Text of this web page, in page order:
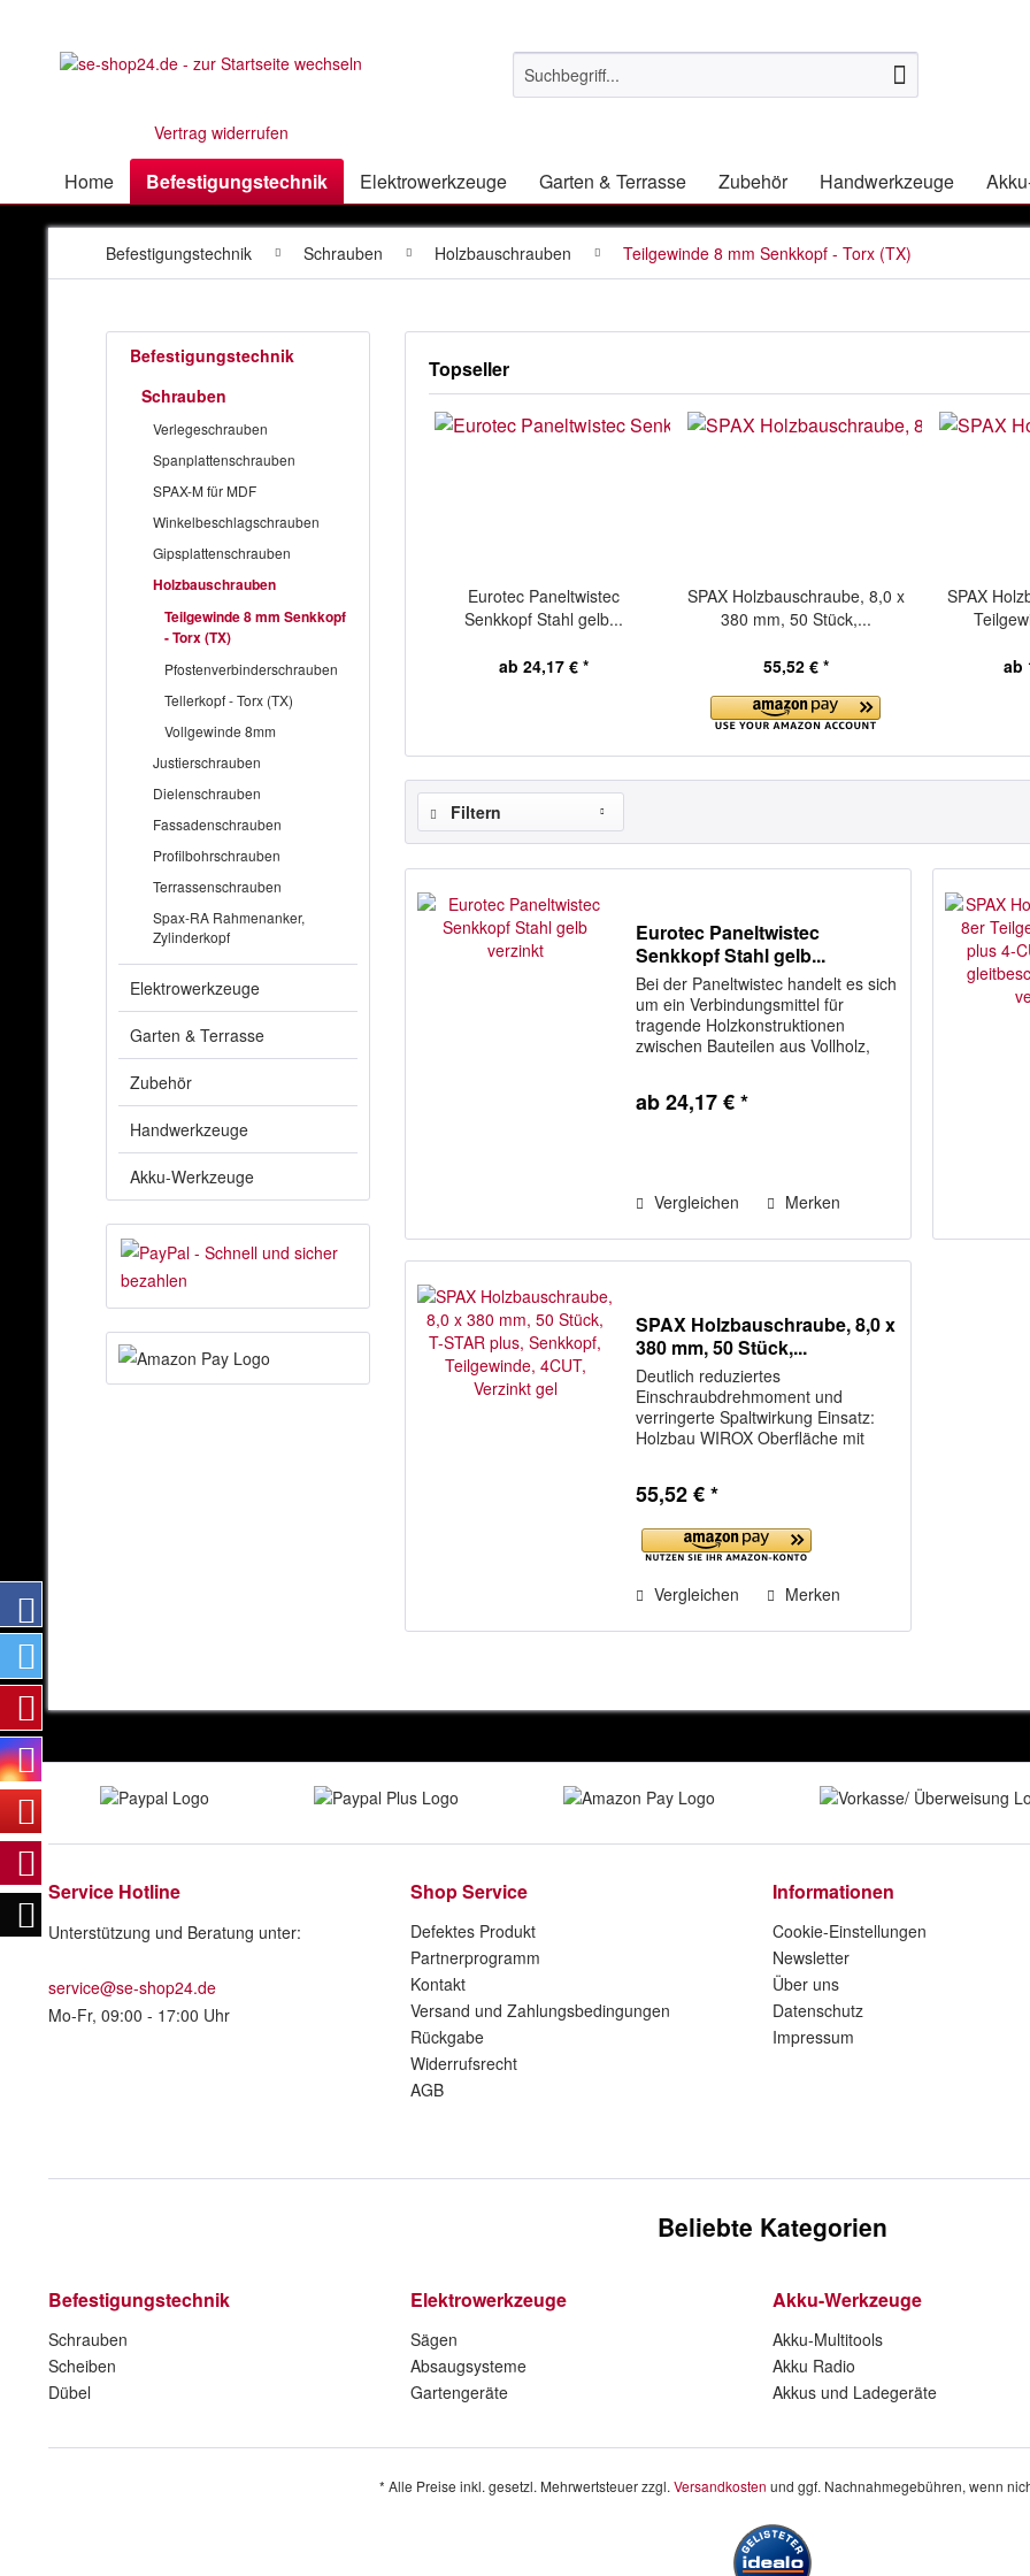
Vertrag widerrufen
Home Befestigungstechnik Elektrowerkzeuge Garten & Terrasse Zubehör Handwerkzeuge
Befestigungstechnik Schrauben Holzbauschrauben Teilgewinde 8 mm Senkkopf - Torx (TX)
Befestigungstechnik
Schrauben
Verlegeschrauben
Spanplattenschrauben
SPAX-M für MDF
Winkelbeschlagschrauben
Gipsplattenschrauben
Holzbauschrauben
Teilgewinde 8 mm Senkkopf
- Torx (TX)
Pfostenverbinderschrauben
Tellerkopf - Torx (TX)
Vollgewinde 8mm
Justierschrauben
Dielenschrauben
Fassadenschrauben
Profilbohrschrauben
Terrassenschrauben
Spax-RA Rahmenanker,
Zylinderkopf
Elektrowerkzeuge
Garten & Terrasse
Zubehör
Handwerkzeuge
Akku-Werkzeuge
Topseller
Eurotec Paneltwistec
Senkkopf Stahl gelb...
ab 24,17 € *
SPAX Holzbauschraube, 8,0 x
380 mm, 50 Stück,...
55,52 € *
SPAX
ab
Filtern
Eurotec Paneltwistec
Senkkopf Stahl gelb...
Bei der Paneltwistec handelt es sich
um ein Verbindungsmittel für
tragende Holzkonstruktionen
zwischen Bauteilen aus Vollholz,
Holzwerkstoffen. Die Schraube
ab 24,17 € *
Vergleichen Merken
SPAX Holzbauschraube, 8,0 x
380 mm, 50 Stück,...
Deutlich reduziertes
Einschraubdrehmoment und
verringerte Spaltwirkung Einsatz:
Holzbau WIROX Oberfläche mit
Längenangabe und
Kopf
55,52 € *
Vergleichen Merken
Service Hotline
Unterstützung und Beratung unter:
service@se-shop24.de
Mo-Fr, 09:00 - 17:00 Uhr
Shop Service
Defektes Produkt
Partnerprogramm
Kontakt
Versand und Zahlungsbedingungen
Rückgabe
Widerrufsrecht
AGB
Informationen
Cookie-Einstellungen
Newsletter
Über uns
Datenschutz
Impressum
Beliebte Kategorien
Befestigungstechnik
Schrauben
Scheiben
Dübel
Elektrowerkzeuge
Sägen
Absaugsysteme
Gartengeräte
Akku-Werkzeuge
Akku-Multitools
Akku Radio
Akkus und Ladegeräte
* Alle Preise inkl. gesetzl. Mehrwertsteuer zzgl.Versandkosten und ggf. Nachnahmegebühren, wenn